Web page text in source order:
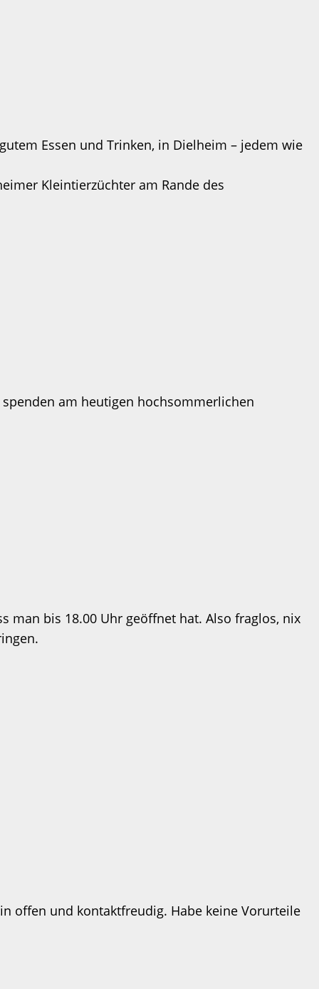
Essen und Trinken, in Dielheim – jedem wie
Kleintierzüchter am Rande des
am heutigen hochsommerlichen
man bis 18.00 Uhr geöffnet hat. Also fraglos, nix
offen und kontaktfreudig. Habe keine Vorurteile